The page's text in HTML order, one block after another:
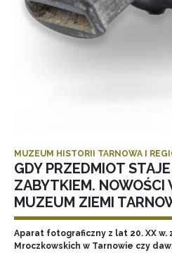
MUZEUM HISTORII TARNOWA I
GDY PRZEDMIOT
ZABYTKIEM. NOWOŚCI
MUZEUM ZIEMI
Aparat fotograficzny z lat 20. XX w.
Mroczkowskich w Tarnowie czy